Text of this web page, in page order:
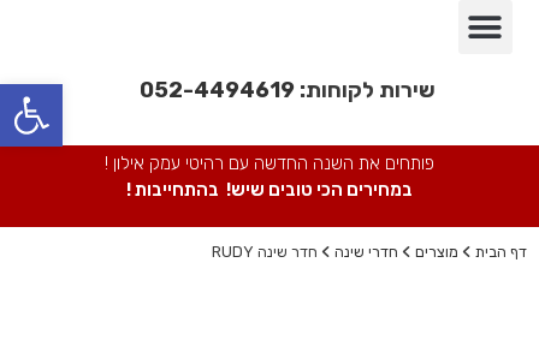
שירות לקוחות: 052-4494619
פותחים את השנה החדשה עם רהיטי עמק אילון !
במחירים הכי טובים שיש! בהתחייבות !
דף הבית מוצרים חדרי שינה חדר שינה RUDY
פתח סרגל נגישות